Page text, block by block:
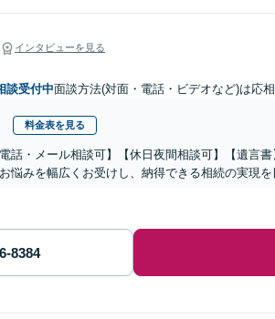
インタビューを見る
談受付中面談方法(対面・電話・ビデオなど)は応
料金表を見る
電話・メール相談可】【休日夜間相談可】【遺言
悩みを幅広くお受けし、納得できる相続の実現を